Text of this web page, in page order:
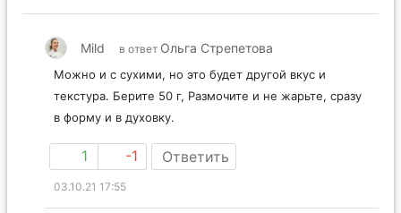
Mild в ответ Ольга Стрепетова
Можно и с сухими, но это будет другой вкус и
текстура. Берите 50 г, Размочите и не жарьте, сразу
в форму и в духовку.
1 -1 Ответить
03.10.21 17:55